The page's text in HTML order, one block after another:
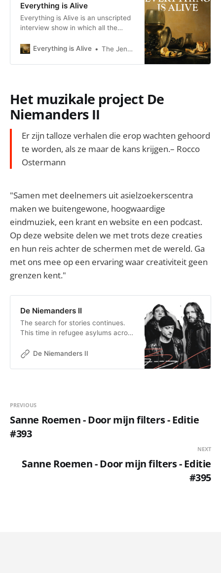
Everything is Alive
Everything is Alive is an unscripted
interview show in which all the
each episode, a different thing tells
says is true.
Everything is Alive The Jennifer Mills News
Het muzikale project De
Niemanders II
Er zijn talloze verhalen die erop wachten gehoord
te worden, als ze maar de kans krijgen.– Rocco
Ostermann
"Samen met deelnemers uit asielzoekerscentra
maken we buitengewone, hoogwaardige
eindmuziek, een krant en website en een podcast.
Op deze website delen we met trots deze creaties
en hun reis achter de schermen met de wereld. Ga
met ons mee op een ervaring waar creativiteit geen
grenzen kent."
De Niemanders II
The search for stories continues.
This time in refugee asylums across
De Niemanders II
PREVIOUS
Sanne Roemen - Door mijn filters - Editie
#393
NEXT
Sanne Roemen - Door mijn filters - Editie
#395